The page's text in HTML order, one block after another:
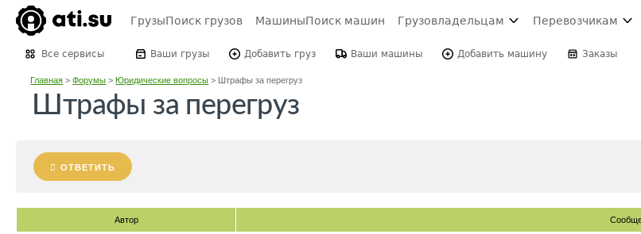
ГрузыПоиск грузов МашиныПоиск машин Грузовладельцам Перевозчикам
Все сервисы Ваши грузы Добавить груз Ваши машины Добавить машину Заказы
Главная >Форумы >Юридические вопросы > Штрафы за перегруз
Штрафы за перегруз
ОТВЕТИТЬ
Автор